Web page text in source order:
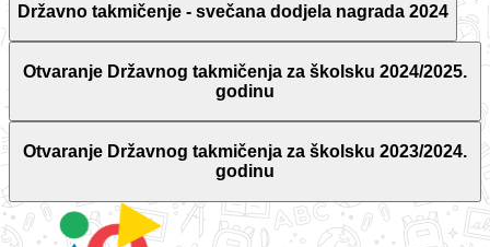
Državno takmičenje - svečana dodjela nagrada 2024
Otvaranje Državnog takmičenja za školsku 2024/2025.
godinu
Otvaranje Državnog takmičenja za školsku 2023/2024.
godinu